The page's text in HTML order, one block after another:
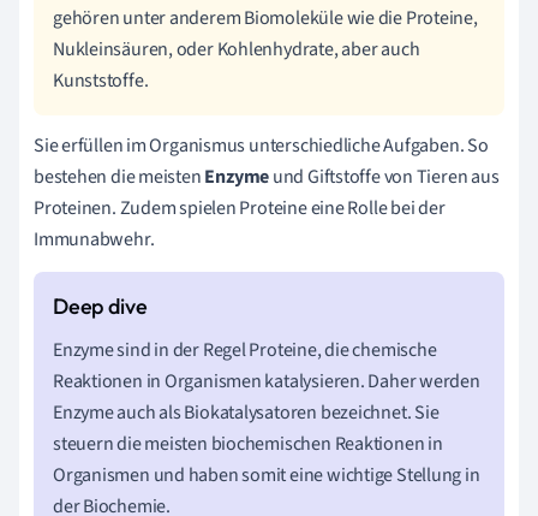
gehören unter anderem Biomoleküle wie die Proteine,
Nukleinsäuren, oder Kohlenhydrate, aber auch
Kunststoffe.
Sie erfüllen im Organismus unterschiedliche Aufgaben. So
bestehen die meistenEnzymeund Giftstoffe von Tieren aus
Proteinen. Zudem spielen Proteine eine Rolle bei der
Immunabwehr.
Enzyme sind in der Regel Proteine, die chemische
Reaktionen in Organismen katalysieren. Daher werden
Enzyme auch als Biokatalysatoren bezeichnet. Sie
steuern die meisten biochemischen Reaktionen in
Organismen und haben somit eine wichtige Stellung in
der Biochemie.